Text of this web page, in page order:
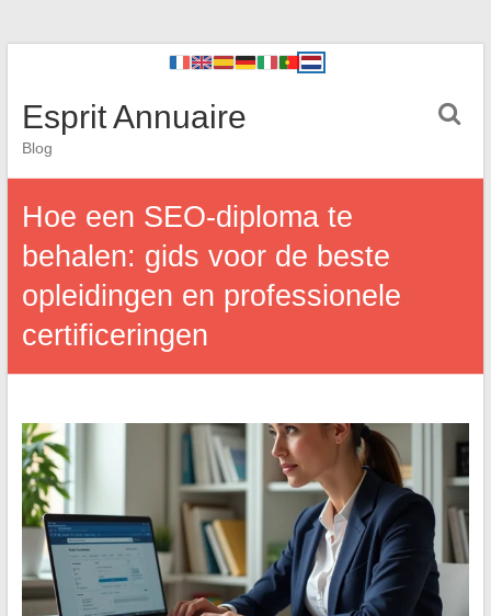
Esprit Annuaire
Blog
Hoe een SEO-diploma te
behalen: gids voor de beste
opleidingen en professionele
certificeringen